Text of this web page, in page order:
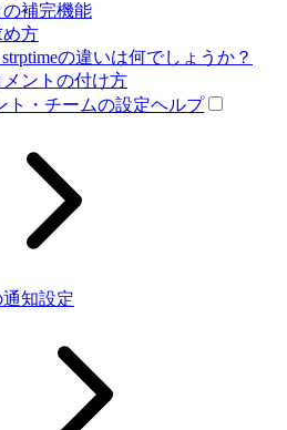
補完機能
方
の違いは何でしょうか？
ントの付け方
ト・チームの設定ヘルプ
知設定